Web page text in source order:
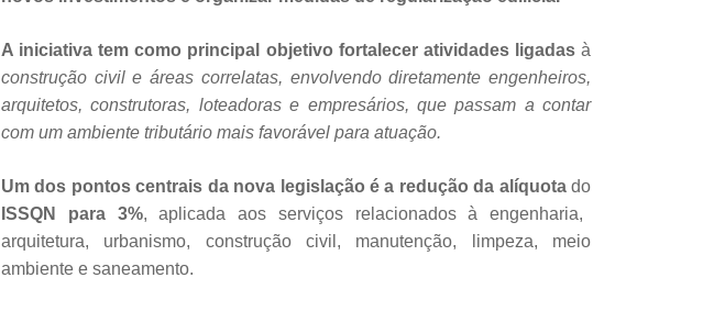
A iniciativa tem como principal objetivo fortalecer atividades ligadasà
construção civil e áreas correlatas, envolvendo diretamente engenheiros,
arquitetos, construtoras, loteadoras e empresários, que passam a contar
com um ambiente tributário mais favorável para atuação.
Um dos pontos centrais da nova legislação é a redução da alíquotado
ISSQN para 3%, aplicada aos serviços relacionados à engenharia,
arquitetura, urbanismo, construção civil, manutenção, limpeza, meio
ambiente e saneamento.